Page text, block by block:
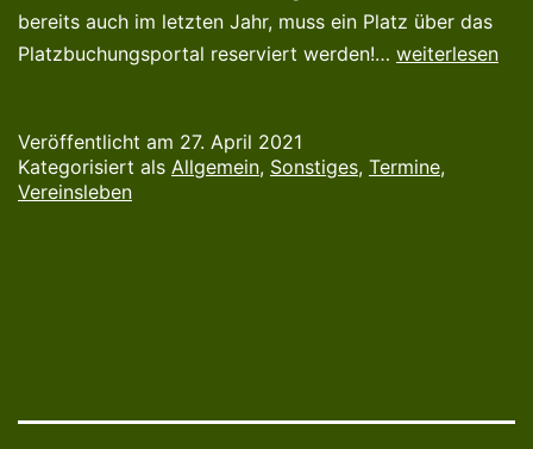
bereits auch im letzten Jahr, muss ein Platz über das
Platzbuchungsportal reserviert werden!… Saisonstart
weiterlesen
Veröffentlicht am 27. April 2021
Kategorisiert als Allgemein, Sonstiges, Termine,
Vereinsleben